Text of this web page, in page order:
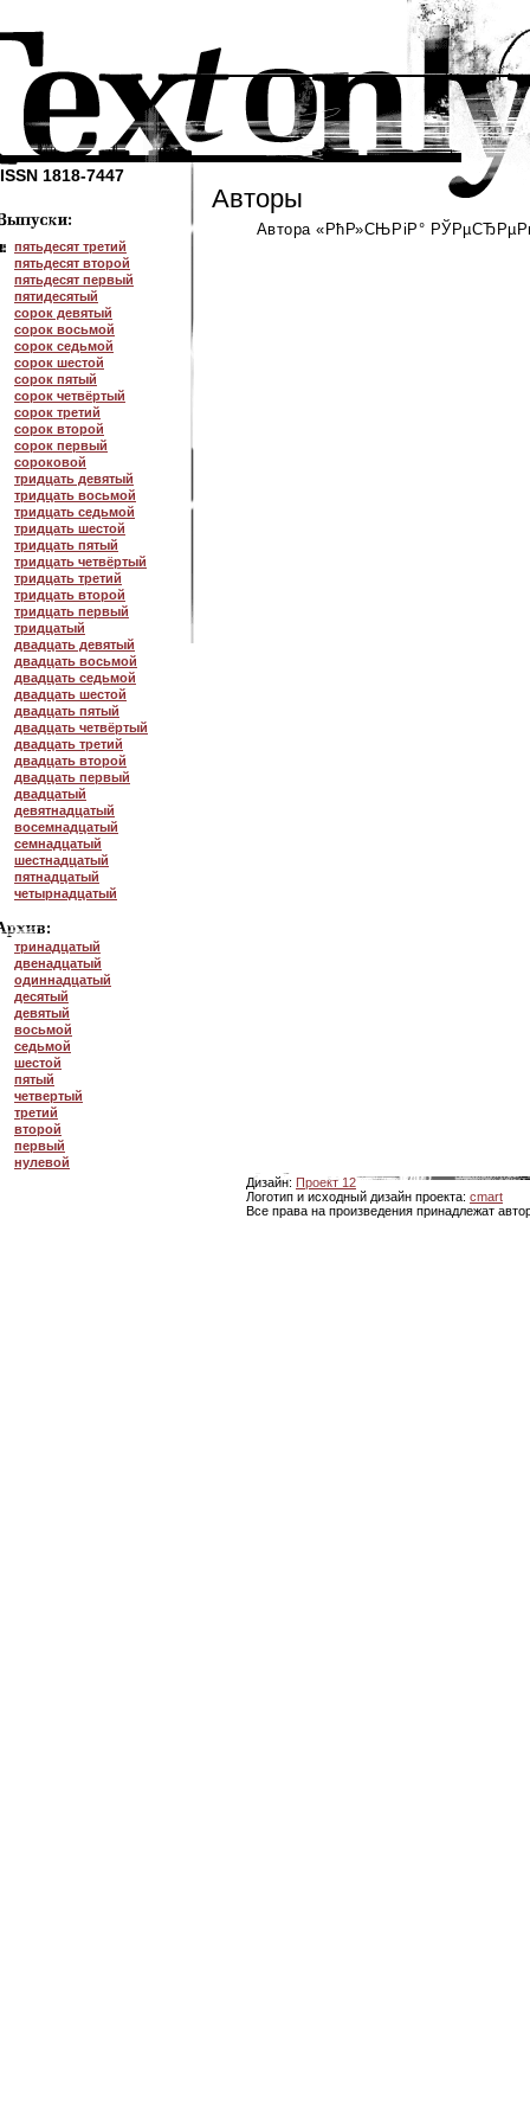
ISSN 1818-7447
пятьдесят третий
пятьдесят второй
пятьдесят первый
пятидесятый
сорок девятый
сорок восьмой
сорок седьмой
сорок шестой
сорок пятый
сорок четвёртый
сорок третий
сорок второй
сорок первый
сороковой
тридцать девятый
тридцать восьмой
тридцать седьмой
тридцать шестой
тридцать пятый
тридцать четвёртый
тридцать третий
тридцать второй
тридцать первый
тридцатый
двадцать девятый
двадцать восьмой
двадцать седьмой
двадцать шестой
двадцать пятый
двадцать четвёртый
двадцать третий
двадцать второй
двадцать первый
двадцатый
девятнадцатый
восемнадцатый
семнадцатый
шестнадцатый
пятнадцатый
четырнадцатый
тринадцатый
двенадцатый
одиннадцатый
десятый
девятый
восьмой
седьмой
шестой
пятый
четвертый
третий
второй
первый
нулевой
Авторы
Автора «РћР»СЊРіР°
Дизайн: Проект 12
Логотип и исходный дизайн проекта: cmart
Все права на произведения принадлежат